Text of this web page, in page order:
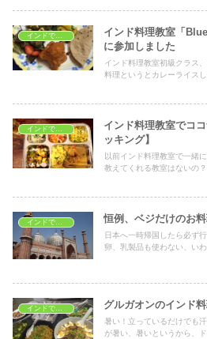
インド料理教室「
に参加しました
インド料理教室初級クラス
料理というとカレーライスし
インド料理教室でコ
ッキング】
以前インド料理教室で一緒
教えてくれる教室はないの？
恒例、ベジだけのお
日本へ一時帰国したら必ず
卵、乳製品も使わない、い
インドで料理教室 グルガオンのインド
暑い！立っているだけでも
が暑い、暑いというから、